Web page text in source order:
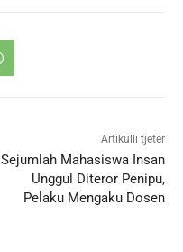
Artikulli tjetër
Sejumlah Mahasiswa Insan
Unggul Diteror Penipu,
Pelaku Mengaku Dosen